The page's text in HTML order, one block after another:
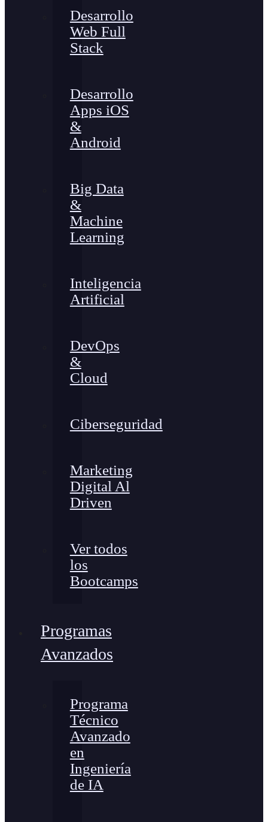
Desarrollo
Web Full
Stack
Desarrollo
Apps iOS
&
Android
Big Data
&
Machine
Learning
Inteligencia
Artificial
DevOps
&
Cloud
Ciberseguridad
Marketing
Digital Al
Driven
Ver todos
los
Bootcamps
Programas
Avanzados
Programa
Técnico
Avanzado
en
Ingeniería
de IA